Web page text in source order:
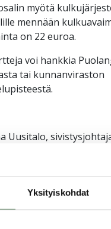
Yksityiskohdat
myötä
mennään
on 22 euroa.
voi hankkia
tai kunnanviraston
Uusitalo,